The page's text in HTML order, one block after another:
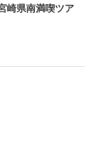
崎県南満喫ツア